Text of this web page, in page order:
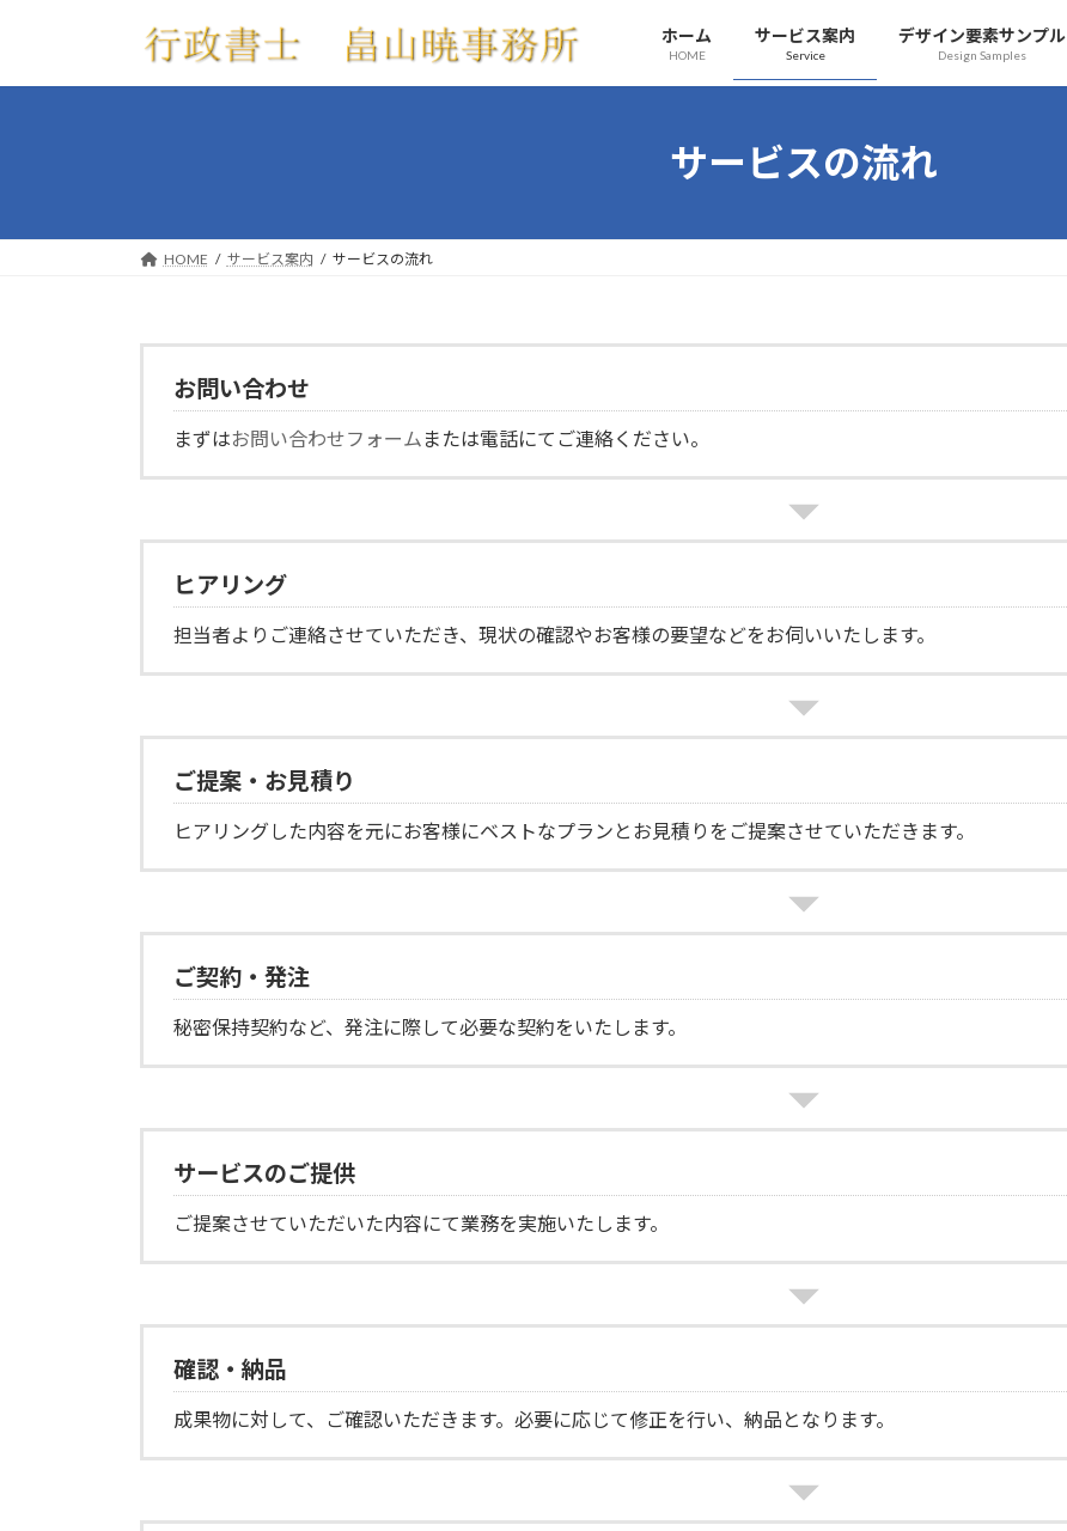
ッ
移
ホーム
HOME
サービス案内
Service
デザイン要素サンプル
Design Samples
サービスの流れ
HOME サービス案内 サービスの流れ
お問い合わせ
まずはお問い合わせフォーム または電話にてご連絡ください。
ヒアリング
担当者よりご連絡させていただき、現状の確認やお客様の要望などをお伺いいたします。
ご提案・お見積り
ヒアリングした内容を元にお客様にベストなプランとお見積りをご提案させていただきます。
ご契約・発注
秘密保持契約など、発注に際して必要な契約をいたします。
サービスのご提供
ご提案させていただいた内容にて業務を実施いたします。
確認・納品
成果物に対して、ご確認いただきます。必要に応じて修正を行い、納品となります。